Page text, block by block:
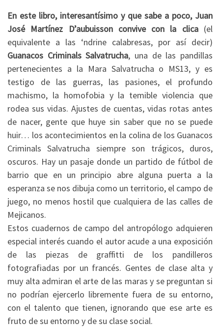
En este libro, interesantísimo y que sabe a poco, Juan
José Martínez D’aubuisson convive con la clica(el
equivalente a las ‘ndrine calabresas, por así decir)
Guanacos Criminals Salvatrucha, una de las pandillas
pertenecientes a la Mara Salvatrucha o MS13, y es
testigo de las guerras, las pasiones, el profundo
machismo, la homofobia y la temible violencia que
rodea sus vidas. Ajustes de cuentas, vidas rotas antes
de nacer, gente que huye sin saber que no se puede
huir… los acontecimientos en la colina de los Guanacos
Criminals Salvatrucha siempre son trágicos, duros,
oscuros. Hay un pasaje donde un partido de fútbol de
barrio que en un principio abre alguna puerta a la
esperanza se nos dibuja como un territorio, el campo de
juego, no menos hostil que cualquiera de las calles de
Mejicanos.
Estos cuadernos de campo del antropólogo adquieren
especial interés cuando el autor acude a una exposición
de las piezas de graffitti de los pandilleros
fotografiadas por un francés. Gentes de clase alta y
muy alta admiran el arte de las maras y se preguntan si
no podrían ejercerlo libremente fuera de su entorno,
con el talento que tienen, ignorando que ese arte es
fruto de su entorno y de su clase social.